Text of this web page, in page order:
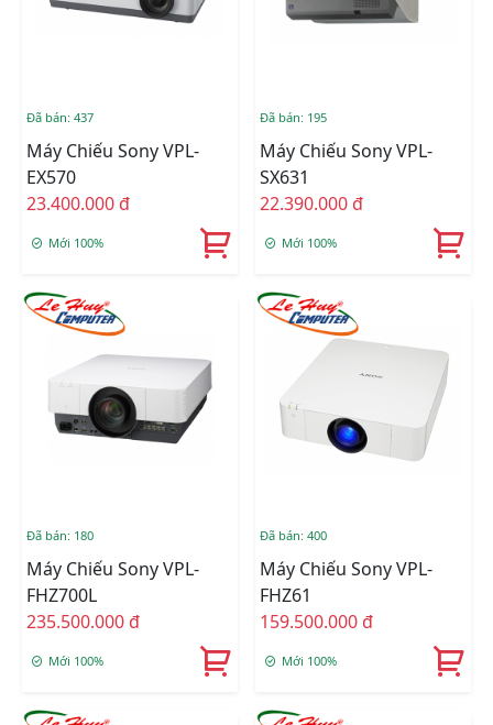
Đã bán: 437
Máy Chiếu Sony VPL-
EX570
23.400.000 đ
Mới 100%
Đã bán: 195
Máy Chiếu Sony VPL-
SX631
22.390.000 đ
Mới 100%
Đã bán: 180
Máy Chiếu Sony VPL-
FHZ700L
235.500.000 đ
Mới 100%
Đã bán: 400
Máy Chiếu Sony VPL-
FHZ61
159.500.000 đ
Mới 100%